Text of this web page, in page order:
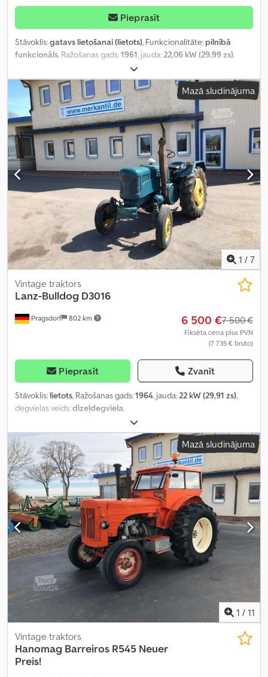
Pieprasīt
Stāvoklis:gatavs lietošanai (lietots), Funkcionalitāte: pilnībā
funkcionāls, Ražošanas gads:1961, jauda:22,06 kW (29,99 zs),
, pirmā reģistrācija:
pārbaude (TÜV):04/2028, kopējais svars:2 000 kg, Aprīkojums:
kabīne, priekšējais iekrāvējs, Mazā sludinājuma
1 / 7
Pragsdorf 802 km
Vintage traktors
Lanz-Bulldog D3016
6 500 €7 500 €
Fiksēta cena plus PVN
(7 735 € bruto)
Pieprasīt Zvanīt
Stāvoklis: lietots, Ražošanas gads:1964, jauda: 22 kW (29,91 zs),
degvielas veids:dīzeļdegviela
Mazā sludinājuma
1 / 11
Vintage traktors
Hanomag Barreiros R545 Neuer
Preis!